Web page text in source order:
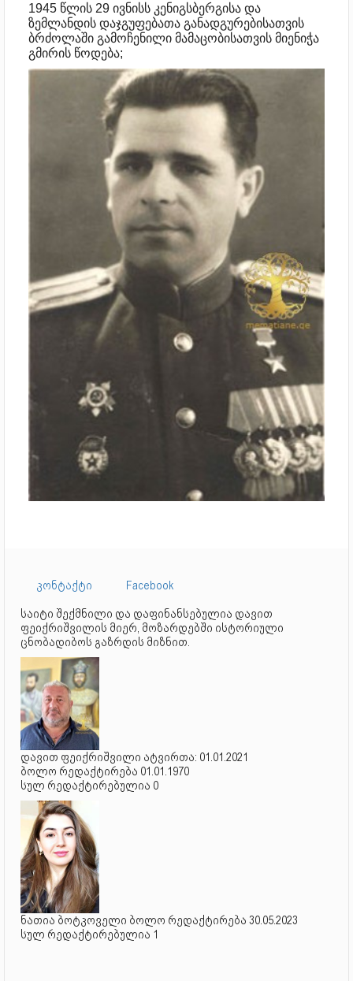
1945 წლის 29 ივნისს კენიგსბერგისა და
ზემლანდის დაჯგუფებათა განადგურებისათვის
ბრძოლაში გამოჩენილი მამაცობისათვის მიენიჭა
გმირის წოდება;
კონტაქტი
Facebook
საიტი შექმნილი და დაფინანსებულია დავით
ფეიქრიშვილის მიერ, მოზარდებში ისტორიული
ცნობადიბოს გაზრდის მიზნით.
დავით ფეიქრიშვილი ატვირთა: 01.01.2021
ბოლო რედაქტირება 01.01.1970
სულ რედაქტირებულია 0
ნათია ბოტკოველი ბოლო რედაქტირება 30.05.2023
სულ რედაქტირებულია 1